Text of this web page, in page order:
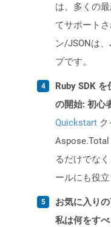
は、多くの
てサポート
ン/JSONは
プです。
Ruby SDK を
の開始: 初心
Quickstart ク
Aspose.Total
るだけでな
ールにも役立
お気に入り
私は何をすべ